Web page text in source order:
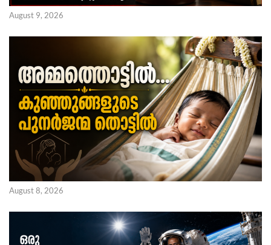
August 9, 2026
August 8, 2026